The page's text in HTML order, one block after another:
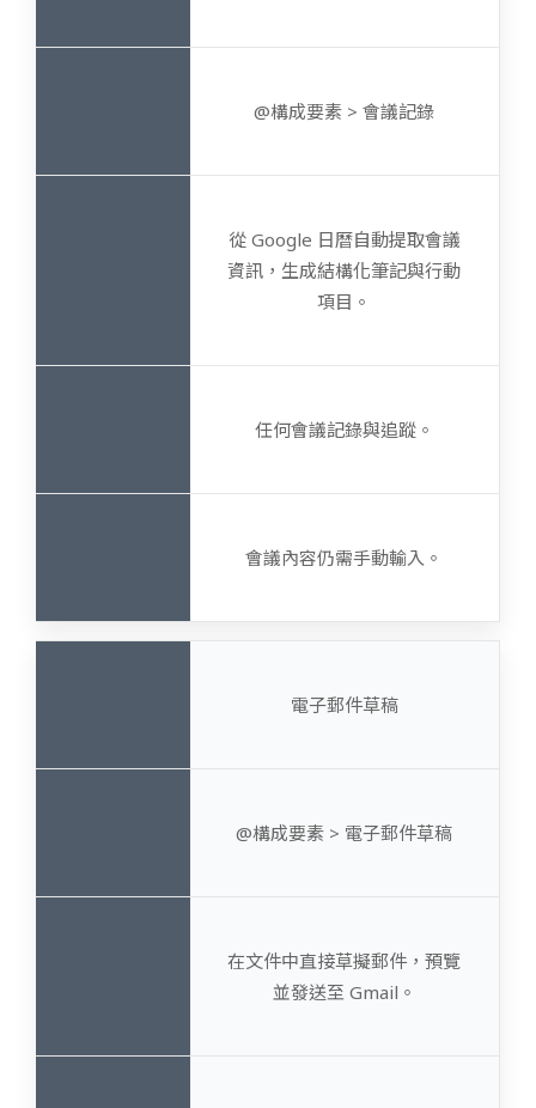
@構成要素 > 會議記錄
從 Google 日曆自動提取會議
資訊，生成結構化筆記與行動
項目。
任何會議記錄與追蹤。
會議內容仍需手動輸入。
電子郵件草稿
@構成要素 > 電子郵件草稿
在文件中直接草擬郵件，預覽
並發送至 Gmail。